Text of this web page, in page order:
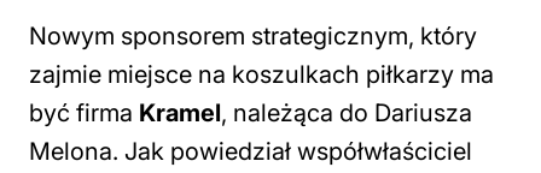
Nowym sponsorem strategicznym, który
zajmie miejsce na koszulkach piłkarzy ma
być firma Kramel, należąca do Dariusza
Melona. Jak powiedział współwłaściciel